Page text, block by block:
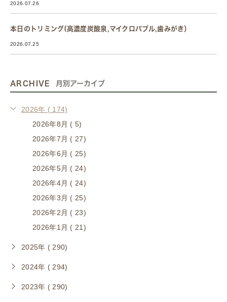
2026.07.26
本日のトリミング(高濃度炭酸泉,マイクロバブル,歯みがき）
2026.07.25
ARCHIVE 月別アーカイブ
2026年 ( 174)
2026年8月 ( 5)
2026年7月 ( 27)
2026年6月 ( 25)
2026年5月 ( 24)
2026年4月 ( 24)
2026年3月 ( 25)
2026年2月 ( 23)
2026年1月 ( 21)
2025年 ( 290)
2024年 ( 294)
2023年 ( 290)